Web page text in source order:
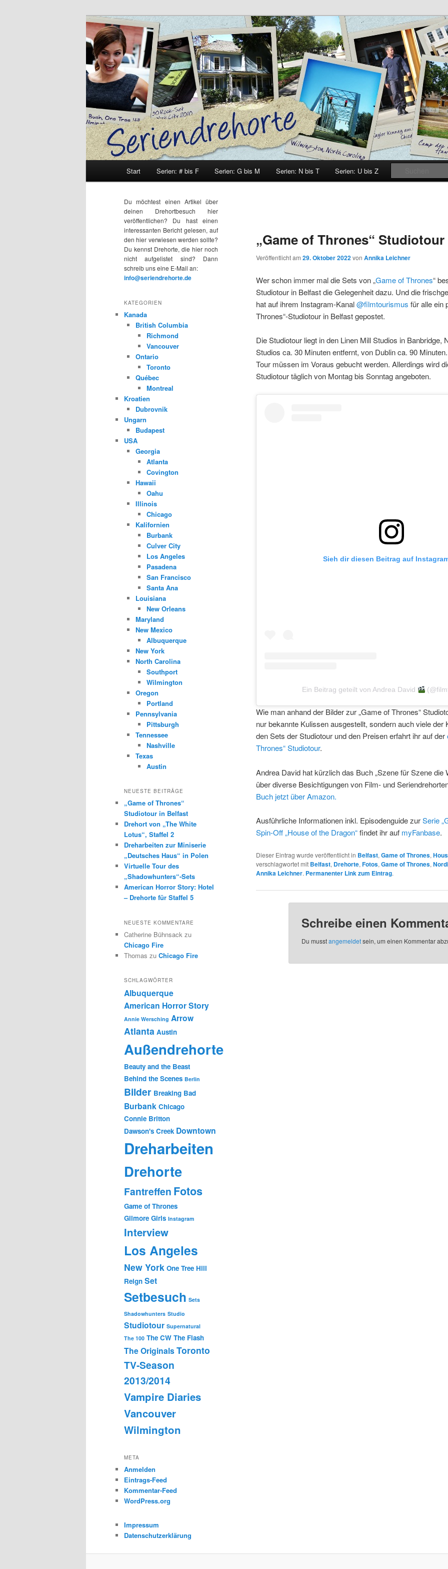
Seriendrehorte
Start Serien: # bis F Serien: G bis M Serien: N bis T Serien: U bis Z
„Game of Thrones“
Veröffentlicht am 29. Oktober 2022von Annika Leichner
Wer schon immer mal die Sets von „Game of Thrones“
Studiotour in Belfast die Gelegenheit dazu. Und die
hat auf ihrem Instagram-Kanal@filmtourismus für alle ein
Thrones“-Studiotour in Belfast gepostet.
Die Studiotour liegt in den Linen Mill Studios in Banbridge,
Studios ca. 30 Minuten entfernt, von Dublin ca. 90
Tour müssen im Voraus gebucht werden. Allerdings wird
Studiotour täglich von Montag bis Sonntag angeboten.
Sieh dir diesen Beitrag auf
Ein Beitrag geteilt von Andrea David
Wie man anhand der Bilder zur „Game of Thrones“
nur bekannte Kulissen ausgestellt, sondern auch viele
den Sets der Studiotour und den Preisen erfahrt ihr auf der
Thrones“ Studiotour.
Andrea David hat kürzlich das Buch „Szene für Szene die
über diverse Besichtigungen von Film- und
Buch jetzt über Amazon.
Ausführliche Informationen inkl. Episodenguide zurSerie
Spin-Off „House of the Dragon“findet ihr auf myFanbase.
Dieser Eintrag wurde veröffentlicht in Belfast, Game of Thrones,
verschlagwortet mit Belfast, Drehorte, Fotos, Game of Thrones,
Annika Leichner. Permanenter Link zum Eintrag.
Schreibe einen
Du musstangemeldetsein, um einen Kommentar
Du möchtest einen Artikel über
deinen Drehortbesuch hier
veröffentlichen? Du hast einen
interessanten Bericht gelesen, auf
den hier verwiesen werden sollte?
Du kennst Drehorte, die hier noch
nicht aufgelistet sind? Dann
schreib uns eine E-Mail an:
info@seriendrehorte.de
KATEGORIEN
Kanada
British Columbia
Richmond
Vancouver
Ontario
Toronto
Québec
Montreal
Kroatien
Dubrovnik
Ungarn
Budapest
USA
Georgia
Atlanta
Covington
Hawaii
Oahu
Illinois
Chicago
Kalifornien
Burbank
Culver City
Los Angeles
Pasadena
San Francisco
Santa Ana
Louisiana
New Orleans
Maryland
New Mexico
Albuquerque
New York
North Carolina
Southport
Wilmington
Oregon
Portland
Pennsylvania
Pittsburgh
Tennessee
Nashville
Texas
Austin
NEUESTE BEITRÄGE
„Game of Thrones“
Studiotour in Belfast
Drehort von „The White
Lotus“, Staffel 2
Dreharbeiten zur Miniserie
„Deutsches Haus“ in Polen
Virtuelle Tour des
„Shadowhunters“-Sets
American Horror Story: Hotel
– Drehorte für Staffel 5
NEUESTE KOMMENTARE
Catherine Bühnsack zu
Chicago Fire
Thomas zu Chicago Fire
SCHLAGWÖRTER
Albuquerque
American Horror Story
Annie Wersching Arrow
Atlanta Austin
Außendrehorte
Beauty and the Beast
Behind the Scenes Berlin
Bilder Breaking Bad
Burbank Chicago
Connie Britton
Dawson's Creek Downtown
Dreharbeiten
Drehorte
Fantreffen Fotos
Game of Thrones
Gilmore Girls Instagram
Interview
Los Angeles
New York One Tree Hill
Reign Set
Setbesuch Sets
Shadowhunters Studio
Studiotour Supernatural
The 100 The CW The Flash
The OriginalsToronto
TV-Season
2013/2014
Vampire Diaries
Vancouver
Wilmington
META
Anmelden
Eintrags-Feed
Kommentar-Feed
WordPress.org
Impressum
Datenschutzerklärung